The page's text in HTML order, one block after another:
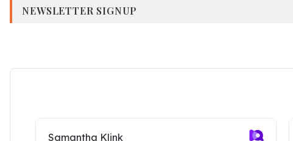
NEWSLETTER SIGNUP